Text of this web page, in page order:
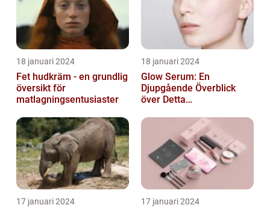
18 januari 2024
Fet hudkräm - en grundlig
översikt för
matlagningsentusiaster
18 januari 2024
Glow Serum: En
Djupgående Överblick
över Detta
17 januari 2024 17 januari 2024